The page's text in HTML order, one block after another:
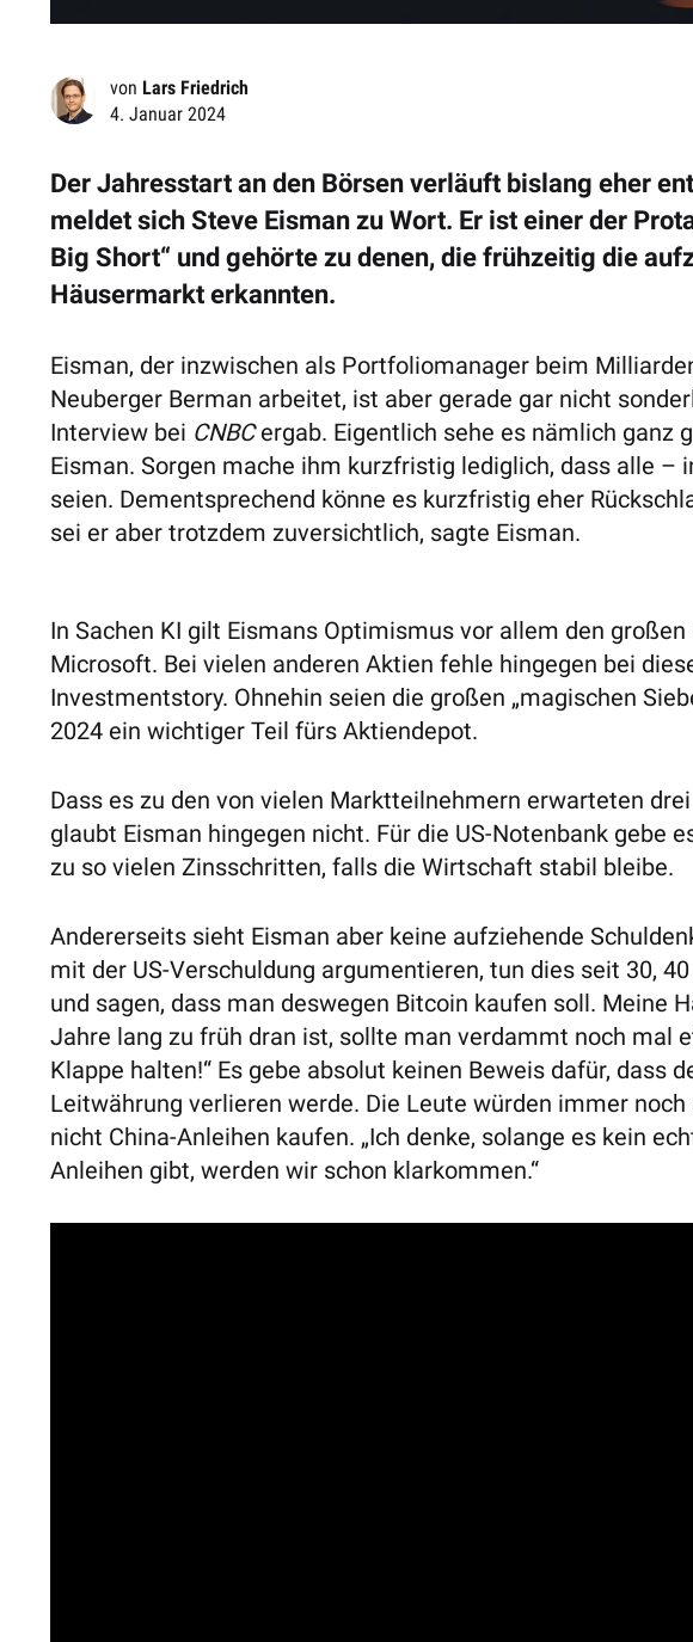
von Lars Friedrich
4. Januar 2024
Der Jahresstart an den Börsen verläuft bislang eher
meldet sich Steve Eisman zu Wort. Er ist einer der
Big Short“ und gehörte zu denen, die frühzeitig die
Häusermarkt erkannten.
Eisman, der inzwischen als Portfoliomanager beim
Neuberger Berman arbeitet, ist aber gerade gar nicht
Interview bei CNBCergab. Eigentlich sehe es nämlich ganz
Eisman. Sorgen mache ihm kurzfristig lediglich, dass alle –
seien. Dementsprechend könne es kurzfristig eher
sei er aber trotzdem zuversichtlich, sagte Eisman.
In Sachen KI gilt Eismans Optimismus vor allem den
Microsoft. Bei vielen anderen Aktien fehle hingegen bei
Investmentstory. Ohnehin seien die großen „magischen
2024 ein wichtiger Teil fürs Aktiendepot.
Dass es zu den von vielen Marktteilnehmern erwarteten
glaubt Eisman hingegen nicht. Für die US-Notenbank gebe
zu so vielen Zinsschritten, falls die Wirtschaft stabil bleibe.
Andererseits sieht Eisman aber keine aufziehende
mit der US-Verschuldung argumentieren, tun dies seit 30,
und sagen, dass man deswegen Bitcoin kaufen soll. Meine
Jahre lang zu früh dran ist, sollte man verdammt noch mal
Klappe halten!“ Es gebe absolut keinen Beweis dafür, dass
Leitwährung verlieren werde. Die Leute würden immer noch
nicht China-Anleihen kaufen. „Ich denke, solange es kein
Anleihen gibt, werden wir schon klarkommen.“